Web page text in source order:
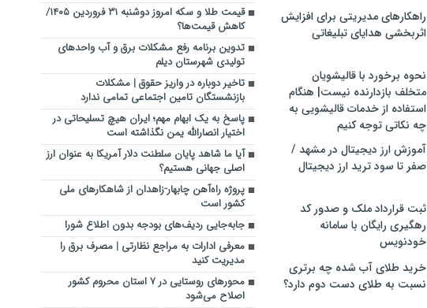
راهکارهای مدیریتی برای افزایش
اثربخشی هدایای تبلیغاتی
نحوه برخورد با قالیشویان
متخلف بازدارنده نیست| هنگام
استفاده از خدمات قالیشویی به
چه نکاتی توجه کنیم
آموزش ارز دیجیتال در مشهد /
صفر تا سود ترید ارز دیجیتال
ثبت قرارداد ملک و صدور کد
رهگیری رایگان با سامانه
خودنویس
خرید طلای آب شده چه برتری
نسبت به طلای دست دوم دارد؟
قیمت طلا و سکه امروز دوشنبه ۳۱ فروردین ۱۴۰۵/
کاهش قیمت‌ها؟
تدوین برنامه رفع مشکلات برق و آب واحدهای
تولیدی شهرستان دیلم
تاخیر دوباره در واریز حقوق | مشکلات
بازنشستگان تامین اجتماعی تمامی ندارد
پاسخ به یک ابهام مهم؛ ایران هیچ تسلیحاتی در
اختیار انصارالله یمن نگذاشته است
آیا ما شاهد پایان سلطنت دلار آمریکا به عنوان ارز
اصلی جهانی هستیم؟
پروژه راه‌آهن چابهار-زاهدان از شاهکارهای ملی
کشور است
جابه‌جایی ردیف‌های بودجه بدون اطلاع شورا
معرفی ادارات به مراجع نظارتی | مصرف برق را
مدیریت کنید
محورهای روستایی در ۷ استان محروم کشور
اصلاح می‌شود